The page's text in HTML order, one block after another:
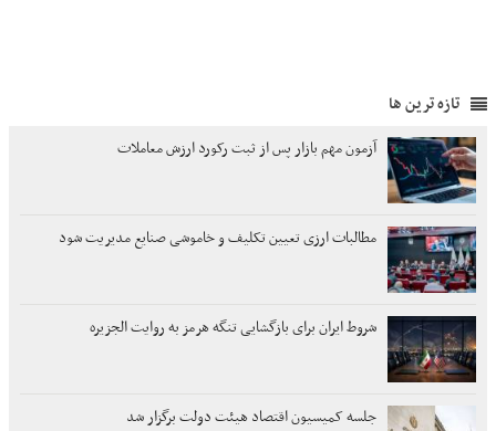
تازه ترین ها
آزمون مهم بازار پس از ثبت رکورد ارزش معاملات
مطالبات ارزی تعیین تکلیف و خاموشی صنایع مدیریت شود
شروط ایران برای بازگشایی تنگه هرمز به روایت الجزیره
جلسه کمیسیون اقتصاد هیئت دولت برگزار شد